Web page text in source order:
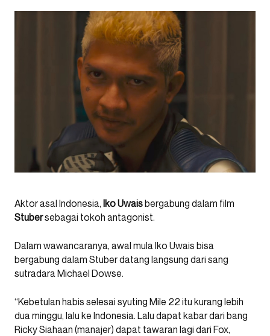
Aktor asal Indonesia, Iko Uwaisbergabung dalam film
Stubersebagai tokoh antagonist.
Dalam wawancaranya, awal mula Iko Uwais bisa
bergabung dalam Stuber datang langsung dari sang
sutradara Michael Dowse.
“Kebetulan habis selesai syuting Mile 22 itu kurang lebih
dua minggu, lalu ke Indonesia. Lalu dapat kabar dari bang
Ricky Siahaan (manajer) dapat tawaran lagi dari Fox,